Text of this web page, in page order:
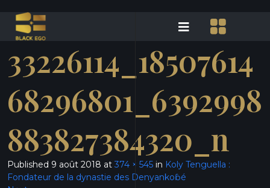
33226114_18507614
68296801_6392998
883827384320_n
Published 9 août 2018 at374 × 545 in Koly Tenguella :
Fondateur de la dynastie des Denyankoɓé